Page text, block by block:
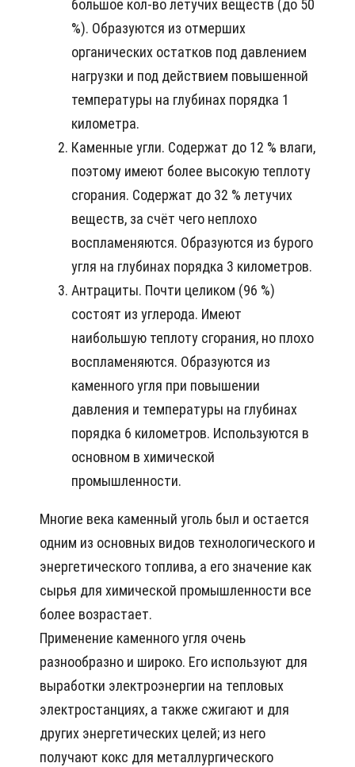
большое кол-во летучих веществ (до 50
%). Образуются из отмерших
органических остатков под давлением
нагрузки и под действием повышенной
температуры на глубинах порядка 1
километра.
Каменные угли. Содержат до 12 % влаги,
поэтому имеют более высокую теплоту
сгорания. Содержат до 32 % летучих
веществ, за счёт чего неплохо
воспламеняются. Образуются из бурого
угля на глубинах порядка 3 километров.
Антрациты. Почти целиком (96 %)
состоят из углерода. Имеют
наибольшую теплоту сгорания, но плохо
воспламеняются. Образуются из
каменного угля при повышении
давления и температуры на глубинах
порядка 6 километров. Используются в
основном в химической
промышленности.
Многие века каменный уголь был и остается
одним из основных видов технологического и
энергетического топлива, а его значение как
сырья для химической промышленности все
более возрастает.
Применение каменного угля очень
разнообразно и широко. Его используют для
выработки электроэнергии на тепловых
электростанциях, а также сжигают и для
других энергетических целей; из него
получают кокс для металлургического